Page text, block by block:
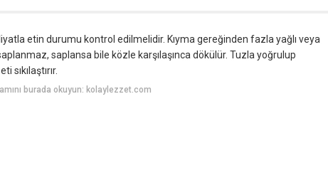
etin durumu kontrol edilmelidir. Kıyma gereğinden fazla yağlı veya
saplansa bile közle karşılaşınca dökülür. Tuzla yoğrulup
sıkılaştırır.
burada okuyun: kolaylezzet.com